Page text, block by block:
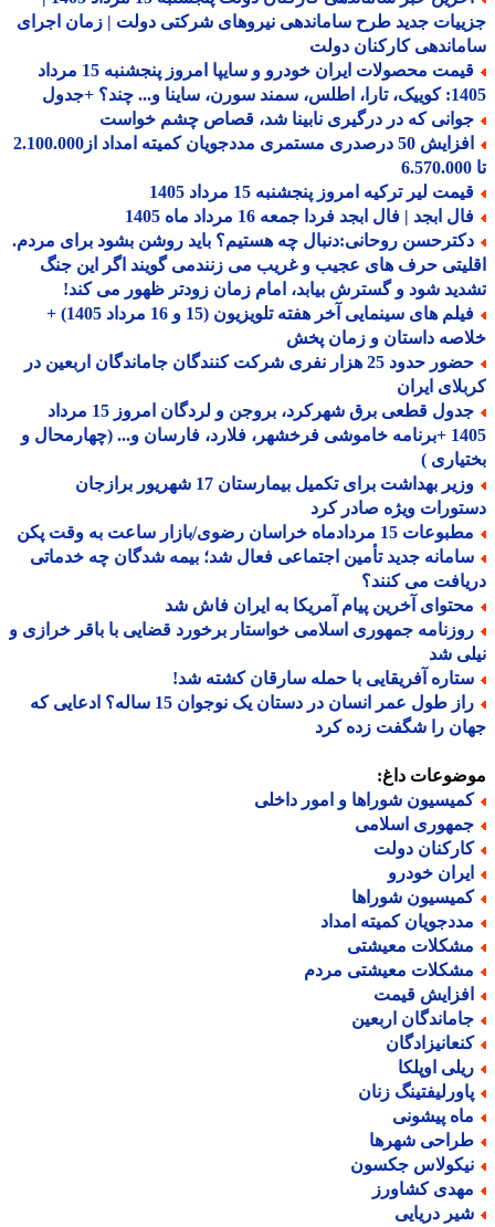
جدید طرح ساماندهی نیروهای شرکتی دولت | زمان اجرای
کارکنان دولت
قیمت محصولات ایران خودرو و سایپا امروز پنجشنبه 15 مرداد
ساینا و... چند؟ +جدول
که در درگیری نابینا شد، قصاص چشم خواست
افزایش 50 درصدری مستمری مددجویان کمیته امداد از2.100.000
لیر ترکیه امروز پنجشنبه 15 مرداد 1405
ابجد | فال ابجد فردا جمعه 16 مرداد ماه 1405
روحانی:دنبال چه هستیم؟ باید روشن بشود برای مردم.
حرف های عجیب و غریب می زنندمی گویند اگر این جنگ
شود و گسترش بیابد، امام زمان زودتر ظهور می کند!
فیلم های سینمایی آخر هفته تلویزیون (15 و 16 مرداد 1405) +
داستان و زمان پخش
حضور حدود 25 هزار نفری شرکت کنندگان جاماندگان اربعین در
ایران
جدول قطعی برق شهرکرد، بروجن و لردگان امروز 15 مرداد
1405 +برنامه خاموشی فرخشهر، فلارد، فارسان و... (چهارمحال و
)
وزیر بهداشت برای تکمیل بیمارستان 17 شهریور برازجان
ویژه صادر کرد
15 مردادماه خراسان رضوی/بازار ساعت به وقت پکن
جدید تأمین اجتماعی فعال شد؛ بیمه شدگان چه خدماتی
می کنند؟
آخرین پیام آمریکا به ایران فاش شد
جمهوری اسلامی خواستار برخورد قضایی با باقر خرازی و
شد
آفریقایی با حمله سارقان کشته شد!
راز طول عمر انسان در دستان یک نوجوان 15 ساله؟ ادعایی که
را شگفت زده کرد
داغ:
شوراها و امور داخلی
اسلامی
دولت
خودرو
شوراها
کمیته امداد
معیشتی
معیشتی مردم
قیمت
اربعین
اوپلکا
زنان
پیشونی
شهرها
جکسون
کشاورز
دریایی